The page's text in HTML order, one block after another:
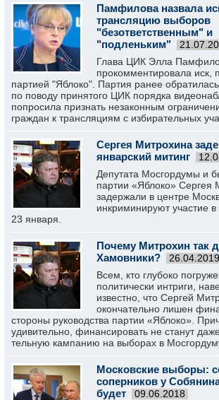
Памфилова назвала
трансляцию выборов
"безответственным" и
"подленьким"
Глава ЦИК Элла
прокомментировала иск,
партией "Яблоко". Партия ранее
по поводу принятого ЦИК порядка
попросила признать незаконным
граждан к трансляциям с избирательных
Сергея Митрохина
январский митинг
Депутата Мосгордумы и
партии «Яблоко» Сергея
задержали в центре
инкриминируют участие в
23 января.
Почему Митрохин так
Хамовники?
26.04.2019
Всем, кто глубоко
политически интриги,
известно, что Сергей
окончательно лишен
стороны руководства партии «Яблоко».
удивительно, финансировать не станут
тельную кампанию на выборах в
Московские выборы:
соперников у
будет
09.06.2018